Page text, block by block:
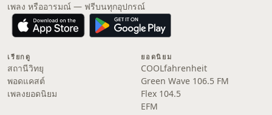
เพลง หรืออารมณ์ — ฟรีบนทุกอุปกรณ์
เรียกดู
สถานีวิทยุ
พอดแคสต์
เพลงยอดนิยม
ยอดนิยม
COOLfahrenheit
Green Wave 106.5 FM
Flex 104.5
EFM